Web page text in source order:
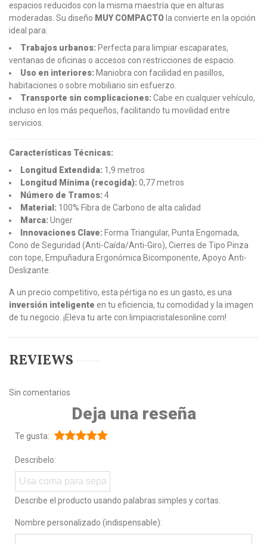
espacios reducidos con la misma maestría que en alturas
moderadas. Su diseño MUY COMPACTO la convierte en la opción
ideal para:
Trabajos urbanos: Perfecta para limpiar escaparates,
ventanas de oficinas o accesos con restricciones de espacio.
Uso en interiores: Maniobra con facilidad en pasillos,
habitaciones o sobre mobiliario sin esfuerzo.
Transporte sin complicaciones: Cabe en cualquier vehículo,
incluso en los más pequeños, facilitando tu movilidad entre
servicios.
Características Técnicas:
Longitud Extendida: 1,9 metros
Longitud Mínima (recogida): 0,77 metros
Número de Tramos: 4
Material: 100% Fibra de Carbono de alta calidad
Marca: Unger
Innovaciones Clave: Forma Triangular, Punta Engomada,
Cono de Seguridad (Anti-Caída/Anti-Giro), Cierres de Tipo Pinza
con tope, Empuñadura Ergonómica Bicomponente, Apoyo Anti-
Deslizante.
A un precio competitivo, esta pértiga no es un gasto, es una
inversión inteligente en tu eficiencia, tu comodidad y la imagen
de tu negocio. ¡Eleva tu arte con limpiacristalesonline.com!
REVIEWS
Sin comentarios
Deja una reseña
Te gusta:
Describelo:
Describe el producto usando palabras simples y cortas.
Nombre personalizado (indispensable):